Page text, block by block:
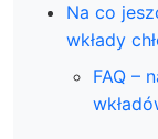
Na co
wkłady
FAQ –